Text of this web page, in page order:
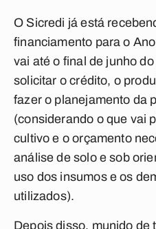
O Sicredi já está
financiamento para o
vai até o final de junho
solicitar o crédito, o
fazer o planejamento da
(considerando o que vai
cultivo e o orçamento
análise de solo e sob
uso dos insumos e os
utilizados).
Depois disso, munido de